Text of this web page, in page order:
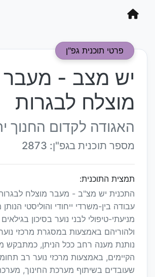
פרטי תוכנית גפ"ן
יש מצב - מעבר
מוצלח לבגרות
האגודה לקדום החנוך
מספר תוכנית בגפ"ן: 2873
תמצית התוכנית:
התכנית יש מצ"ב - מעבר מוצלח
עבודה בין-משרדי ייחודי והוליסטי
ולהוריהם באמצעות במסגרת מרכזי
נותנת מענה רחב ככל הניתן, כמתבקש
הקיימים, באמצעות מרכזי נוער רב
שעובדים בשיתוף מערכת החינוך,